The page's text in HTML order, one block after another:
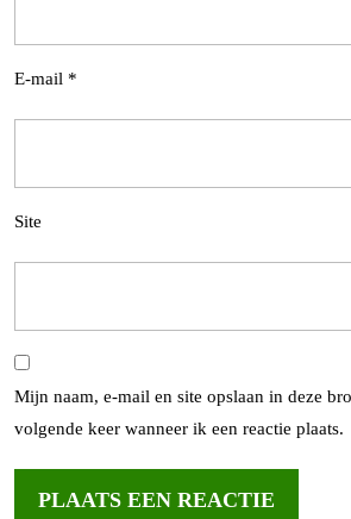
E-mail *
Site
Mijn naam, e-mail en site opslaan in deze
volgende keer wanneer ik een reactie plaats.